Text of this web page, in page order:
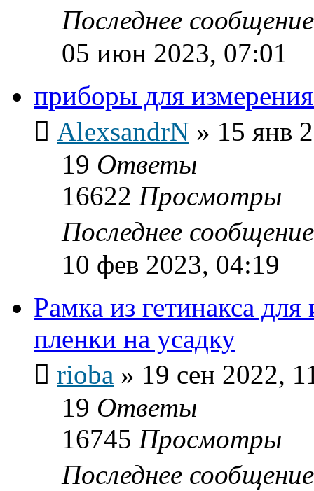
Последнее
05 июн 2023, 07:01
приборы для
AlexsandrN » 15 янв
19 Ответы
16622 Просмотры
Последнее
10 фев 2023, 04:19
Рамка из гетинакса
пленки на усадку
rioba » 19 сен 2022,
19 Ответы
16745 Просмотры
Последнее